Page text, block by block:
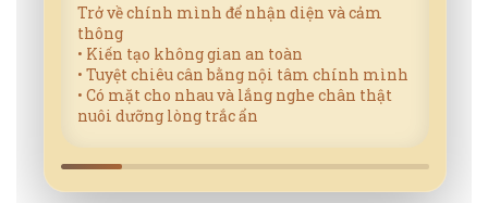
Trở về chính mình để nhận diện và cảm
thông
• Kiến tạo không gian an toàn
• Tuyệt chiêu cân bằng nội tâm chính mình
• Có mặt cho nhau và lắng nghe chân thật
nuôi dưỡng lòng trắc ẩn